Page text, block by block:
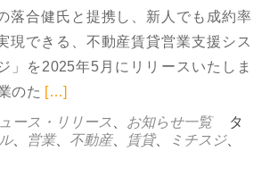
落合健氏と提携し、新人でも成約率
現できる、不動産賃貸営業支援シス
」を2025年5月にリリースいたしま
のた Read more about 不動産賃貸営業
[…]
ース・リリース お知らせ一覧
タ
、 営業、 不動産、 賃貸、 ミチスジ、